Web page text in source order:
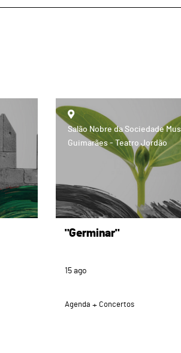
page
Salão Nobre da Sociedade
Guimarães - Teatro Jordão
"Germinar"
15 ago
Agenda Concertos